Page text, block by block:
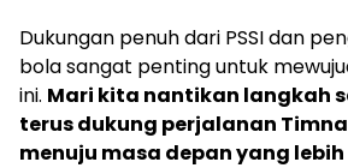
Dukungan penuh dari PSSI dan
bola sangat penting untuk
ini. Mari kita nantikan langkah
terus dukung perjalanan
menuju masa depan yang